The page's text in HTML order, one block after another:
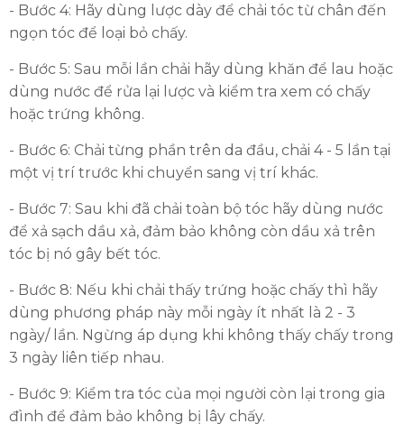
- Bước 4: Hãy dùng lược dày để chải tóc từ chân đến
ngọn tóc để loại bỏ chấy.
- Bước 5: Sau mỗi lần chải hãy dùng khăn để lau hoặc
dùng nước để rửa lại lược và kiểm tra xem có chấy
hoặc trứng không.
- Bước 6: Chải từng phần trên da đầu, chải 4 - 5 lần tại
một vị trí trước khi chuyển sang vị trí khác.
- Bước 7: Sau khi đã chải toàn bộ tóc hãy dùng nước
để xả sạch dầu xả, đảm bảo không còn dầu xả trên
tóc bị nó gây bết tóc.
- Bước 8: Nếu khi chải thấy trứng hoặc chấy thì hãy
dùng phương pháp này mỗi ngày ít nhất là 2 - 3
ngày/ lần. Ngừng áp dụng khi không thấy chấy trong
3 ngày liên tiếp nhau.
- Bước 9: Kiểm tra tóc của mọi người còn lại trong gia
đình để đảm bảo không bị lây chấy.